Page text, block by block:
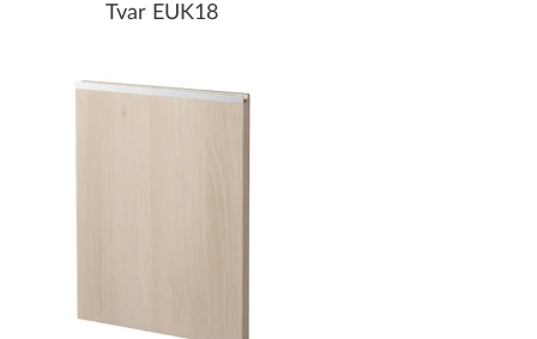
Tvar EUK18